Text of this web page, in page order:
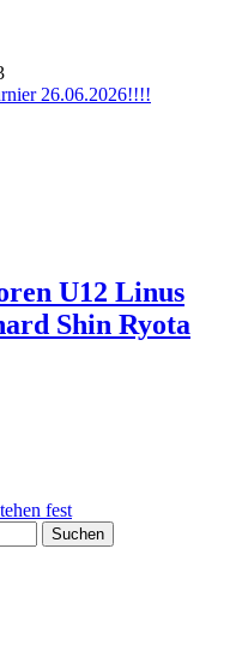
26.06.2026!!!!
U12 Linus
Shin Ryota
fest